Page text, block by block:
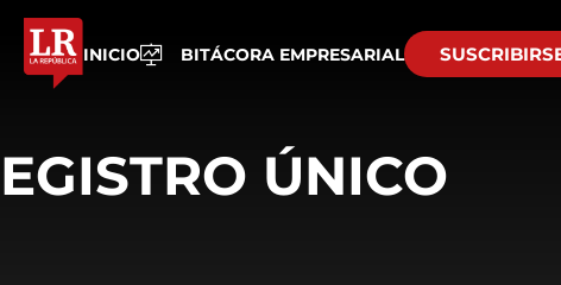
INICIO BITÁCORA EMPRESARIAL
ÚNICO